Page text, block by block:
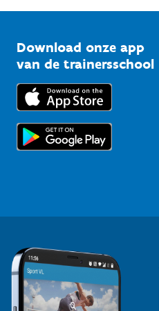
Bedrijven
Trainers en begeleiders
Topsporters
Vlaamse Trainersschool
Kennisplatform
Downloads
Voor de pers
Download onze app
van de trainersschool